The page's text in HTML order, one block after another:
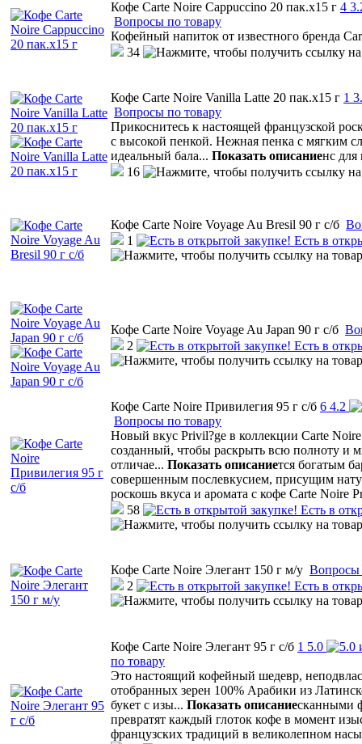
Кофе Carte Noire Cappuccino 20 пак.x15 г 4
Вопросы по товару
Кофейный напиток от известного бренда
34
Кофе Carte Noire Vanilla Latte 20 пак.x15 г 1
Вопросы по товару
Прикоснитесь к настоящей французской
с высокой пенкой. Нежная пенка c мягким
идеальный бала... Показать описаниенс для
16
Кофе Carte Noire Voyage Au Bresil 90 г с/б
1
Есть в
Кофе Carte Noire Voyage Au Japan 90 г с/б
2
Есть в
Кофе Carte Noire Привилегия 95 г с/б 6 4.2
Вопросы по товару
Новый вкус Privil?ge в коллекции Carte
созданный, чтобы раскрыть всю полноту и
отличае... Показать описаниется богатым
совершенным послевкусием, присущим
роскошь вкуса и аромата с кофе Carte Noire
58
Есть в
Кофе Carte Noire Элегант 150 г м/у Вопросы
2
Есть в
Кофе Carte Noire Элегант 95 г с/б 1 5.0
по товару
Это настоящий кофейный шедевр,
отобранных зерен 100% Арабики из
букет с изы... Показать описаниесканными
превратят каждый глоток кофе в момент
французских традиций в великолепном